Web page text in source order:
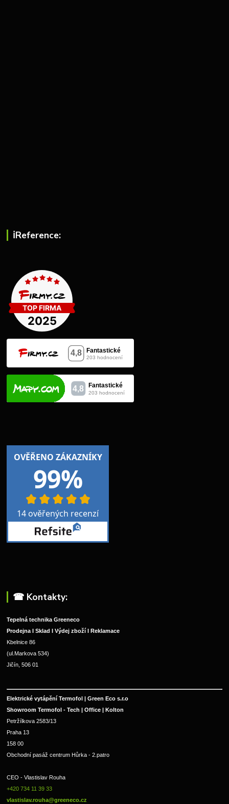
ℹ︎Reference:
☎︎ Kontakty:
Tepelná technika Greeneco
Prodejna I Sklad I Výdej zboží I Reklamace
Kbelnice 86
(ul.Markova 534)
Jičín, 506 01
Elektrické vytápění Termofol | Green Eco s.r.o
Showroom Termofol - Tech | Office | Kolton
Petržílkova 2583/13
Praha 13
158 00
Obchodní pasáž centrum Hůrka - 2.patro
CEO - Vlastislav Rouha
+420 734 11 39 33
vlastislav.rouha@greeneco.cz